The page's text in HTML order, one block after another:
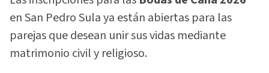
en San Pedro Sula ya están abiertas para las
parejas que desean unir sus vidas mediante
matrimonio civil y religioso.